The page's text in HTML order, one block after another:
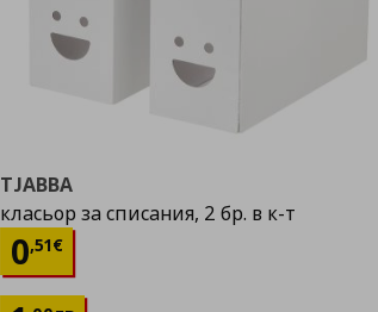
TJABBA
класьор за списания, 2 бр. в к-т
0,51€
Цена